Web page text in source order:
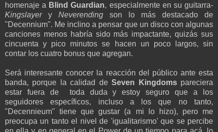
homenaje a Blind Guardian, especialmente en su guitarra-
Kingslayery Neverending son lo más destacado de
"Decennium". Me inclino a pensar que un disco con algunas
canciones menos habría sido más impactante, quizás sus
cincuenta y pico minutos se hacen un poco largos, sin
contar los cuatro bonus que agregan.
Será interesante conocer la reacción del público ante esta
banda, porque la calidad deSeven Kingdomspareciera
estar fuera de toda duda y estoy seguro que a los
seguidores específicos, incluso a los que no tanto,
"Decennieum" tiene que gustar (a mi lo hizo), pero me
preocupa un tanto el nivel de 'igualitarismo' que se percibe